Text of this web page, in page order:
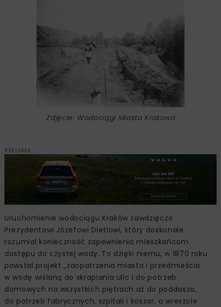
Zdjęcie: Wodociągi Miasta Krakowa
REKLAMA
Uruchomienie wodociągu Kraków zawdzięcza
Prezydentowi Józefowi Dietlowi, który doskonale
rozumiał konieczność zapewnienia mieszkańcom
dostępu do czystej wody. To dzięki niemu, w 1870 roku
powstał projekt „zaopatrzenia miasta i przedmieścia
w wodę wiślaną do skrapiania ulic i do potrzeb
domowych na wszystkich piętrach aż do poddasza,
do potrzeb fabrycznych, szpitali i koszar, a wreszcie